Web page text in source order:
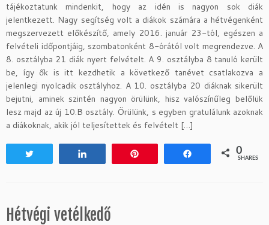
tájékoztatunk mindenkit, hogy az idén is nagyon sok diák
jelentkezett. Nagy segítség volt a diákok számára a hétvégenként
megszervezett előkészítő, amely 2016. január 23-tól, egészen a
felvételi időpontjáig, szombatonként 8-órától volt megrendezve. A
8. osztályba 21 diák nyert felvételt. A 9. osztályba 8 tanuló került
be, így ők is itt kezdhetik a következő tanévet csatlakozva a
jelenlegi nyolcadik osztályhoz. A 10. osztályba 20 diáknak sikerült
bejutni, aminek szintén nagyon örülünk, hisz valószínűleg belőlük
lesz majd az új 10.B osztály. Örülünk, s egyben gratulálunk azoknak
a diákoknak, akik jól teljesítettek és felvételt […]
0
SHARES
Hétvégi vetélkedő